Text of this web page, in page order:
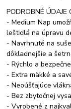
PODROBNÉ ÚDAJE
- Medium Nap
leštidlá na úpravu
- Navrhnuté na
dôkladnejšie a
- Rýchlo a
- Extra mäkké a
- Neoúšťajúce
- Bez zbytočnej
- Vyrobené z